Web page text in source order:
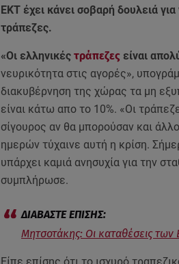
ΕΚΤ έχει κάνει σοβαρή δουλειά
τράπεζες.
«Οι ελληνικές τράπεζες είναι
νευρικότητα στις αγορές»,
διακυβέρνηση της χώρας τα μη
είναι κάτω απο το 10%. «Οι
σίγουρος αν θα μπορούσαν και
ημερών τύχαινε αυτή η κρίση.
υπάρχει καμιά ανησυχία για την
συμπλήρωσε.
Μητσοτάκης: Οι καταθέσεις των